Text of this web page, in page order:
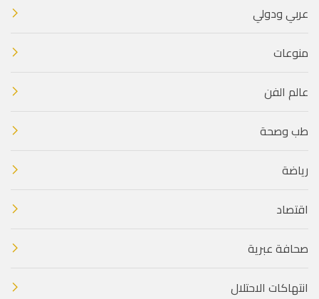
عربي ودولي
منوعات
عالم الفن
طب وصحة
رياضة
اقتصاد
صحافة عبرية
انتهاكات الاحتلال